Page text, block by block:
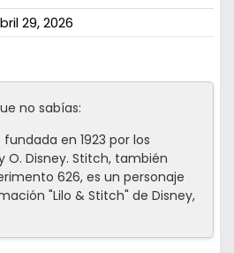
29, 2026
no sabías:
en 1923 por los
O. Disney. Stitch, también
626, es un personaje
"Lilo & Stitch" de Disney,